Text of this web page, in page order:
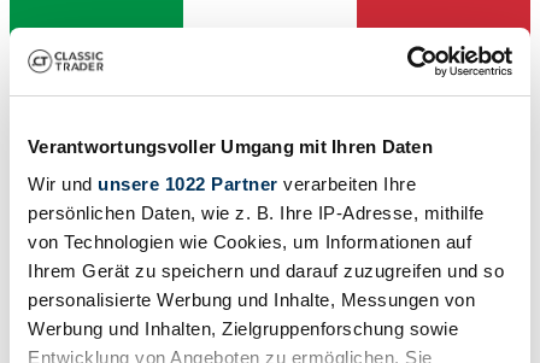
Verantwortungsvoller Umgang mit Ihren Daten
Wir und unsere 1022 Partner verarbeiten Ihre
persönlichen Daten, wie z. B. Ihre IP-Adresse, mithilfe
von Technologien wie Cookies, um Informationen auf
Ihrem Gerät zu speichern und darauf zuzugreifen und so
personalisierte Werbung und Inhalte, Messungen von
Werbung und Inhalten, Zielgruppenforschung sowie
Entwicklung von Angeboten zu ermöglichen. Sie
Venditore